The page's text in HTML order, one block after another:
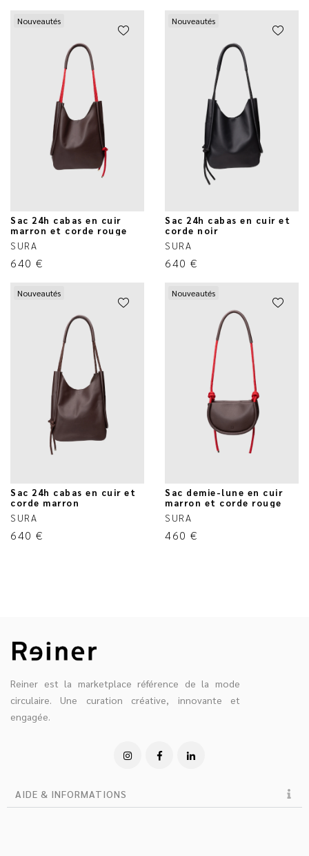
Nouveautés
Sac 24h cabas en cuir
marron et corde rouge
SURA
640 €
Nouveautés
Sac 24h cabas en cuir et
corde noir
SURA
640 €
Nouveautés
Sac 24h cabas en cuir et
corde marron
SURA
640 €
Nouveautés
Sac demie-lune en cuir
marron et corde rouge
SURA
460 €
Reiner est la marketplace référence de la mode
circulaire. Une curation créative, innovante et
engagée.
AIDE & INFORMATIONS